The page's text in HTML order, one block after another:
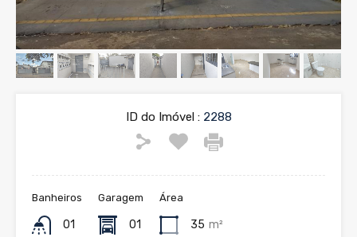
ID do Imóvel :2288
Banheiros
01
Garagem
01
Área
35 m²